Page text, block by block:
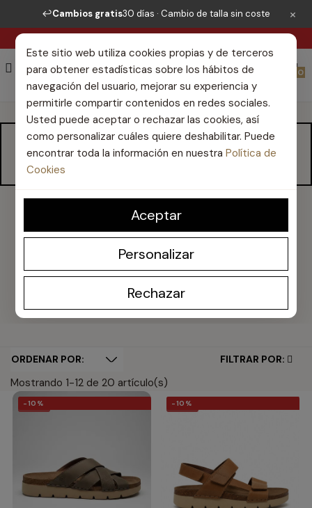
↩️Cambios gratis30 días · Cambio de talla sin coste ×
0
Este sitio web utiliza cookies propias y de terceros
para obtener estadísticas sobre los hábitos de
navegación del usuario, mejorar su experiencia y
permitirle compartir contenidos en redes sociales.
Usted puede aceptar o rechazar las cookies, así
como personalizar cuáles quiere deshabilitar. Puede
encontrar toda la información en nuestra Política de
Cookies
Rechazar
Personalizar
Aceptar
SANDALIAS HOMBRE
Sandalias hombre Walk and Fly
Descubre nuestra colección desandalias de hombre Walk
and Fly en esta sección.
FILTRAR POR:
Mostrando 1-12 de 20 artículo(s)
-10%
-10% -10%
-10%